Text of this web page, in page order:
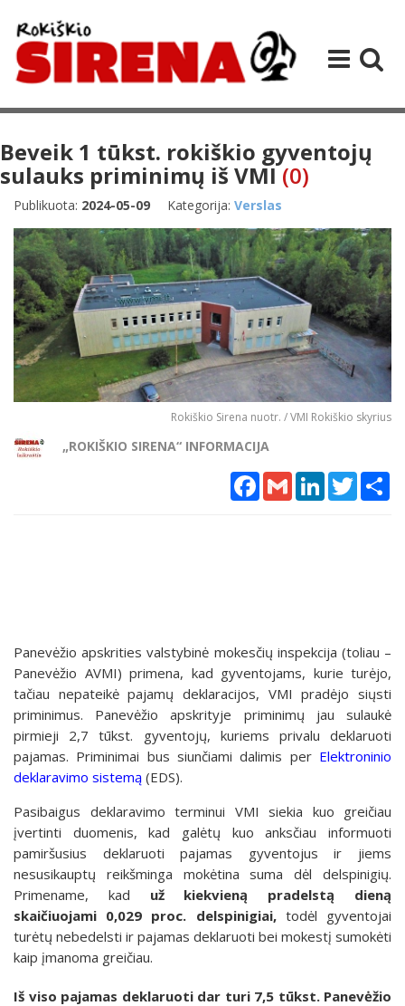
Beveik 1 tūkst. rokiškio gyventojų
sulauks priminimų iš VMI (0)
Publikuota: 2024-05-09 Kategorija: Verslas
Rokiškio Sirena nuotr. / VMI Rokiškio skyrius
„ROKIŠKIO SIRENA“ INFORMACIJA
Facebook
Gmail LinkedInTwitter
Panevėžio apskrities valstybinė mokesčių inspekcija (toliau –
Panevėžio AVMI) primena, kad gyventojams, kurie turėjo,
tačiau nepateikė pajamų deklaracijos, VMI pradėjo siųsti
priminimus. Panevėžio apskrityje priminimų jau sulaukė
pirmieji 2,7 tūkst. gyventojų, kuriems privalu deklaruoti
pajamas. Priminimai bus siunčiami dalimis per Elektroninio
deklaravimo sistemą (EDS).
Pasibaigus deklaravimo terminui VMI siekia kuo greičiau
įvertinti duomenis, kad galėtų kuo anksčiau informuoti
pamiršusius deklaruoti pajamas gyventojus ir jiems
nesusikauptų reikšminga mokėtina suma dėl delspinigių.
Primename, kad už kiekvieną pradelstą dieną
skaičiuojami 0,029 proc. delspinigiai,todėl gyventojai
turėtų nebedelsti ir pajamas deklaruoti bei mokestį sumokėti
kaip įmanoma greičiau.
Iš viso pajamas deklaruoti dar turi 7,5 tūkst. Panevėžio